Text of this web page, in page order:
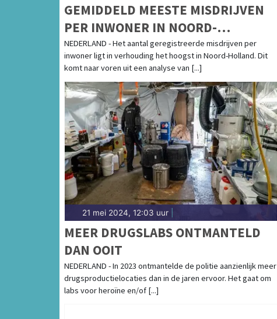
GEMIDDELD MEESTE MISDRIJVEN
PER INWONER IN NOORD-
HOLLAND, FRIESLAND DE MINSTE
NEDERLAND - Het aantal geregistreerde misdrijven per
inwoner ligt in verhouding het hoogst in Noord-Holland. Dit
komt naar voren uit een analyse van [...]
21 mei 2024, 12:03 uur
MEER DRUGSLABS ONTMANTELD
DAN OOIT
NEDERLAND - In 2023 ontmantelde de politie aanzienlijk meer
drugsproductielocaties dan in de jaren ervoor. Het gaat om
labs voor heroïne en/of [...]